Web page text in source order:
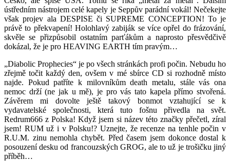
ústředním nástrojem celé kapely je Seppův parádní vokál! Nečekejte
však projev ala DESPISE či SUPREME CONCEPTION! To je
právě to překvapení! Holohlavý zabiják se více opřel do frázování,
skvěle se přizpůsobil ostatním parťákům a naprosto přesvědčivě
dokázal, že je pro HEAVING EARTH tím pravým…
„Diabolic Prophecies“ je po všech stránkách profi počin. Nebudu ho
zřejmě točit každý den, ovšem v mé sbírce CD si rozhodně místo
najde. Pokud patříte k milovníkům death metalu, stále vás ona
nemoc drží (ne jak u mě), je pro vás tato kapela přímo stvořená.
Závěrem mi dovolte ještě takový bonmot vztahující se k
vydavatelské společnosti, která tuto fošnu přivedla na svět.
Redrum666 z Polska! Když jsem si název této značky přečetl, zíral
jsem! RUM už i v Polsku!? Uznejte, že recenze na tenhle počin v
R.U.M. zinu nemohla chybět. Před časem jsem dokonce dostal k
posouzení desku od francouzských GROG, ale to už je trošičku jiný
příběh…